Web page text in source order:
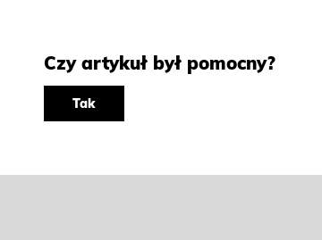
Czy artykuł był pomocny?
Tak